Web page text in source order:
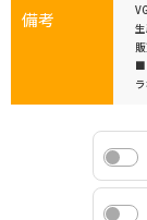
備考
■